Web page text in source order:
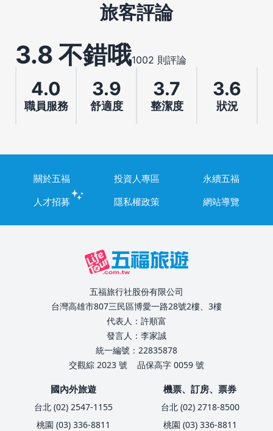
旅客評論
3.8 不錯哦1002 則評論
4.0
職員服務
3.9
舒適度
3.7
整潔度
3.6
狀況
關於五福 投資人專區
永續五福
人才招募
隱私權政策 網站導覽
五福旅行社股份有限公司
台灣高雄市807三民區博愛一路28號2樓、3樓
代表人：許順富
發言人：李家誠
統一編號：22835878
交觀綜 2023 號
品保高字 0059 號
國內外旅遊
台北 (02) 2547-1155
桃園 (03) 336-8811
機票、訂房、票券
台北 (02) 2718-8500
桃園 (03) 336-8811